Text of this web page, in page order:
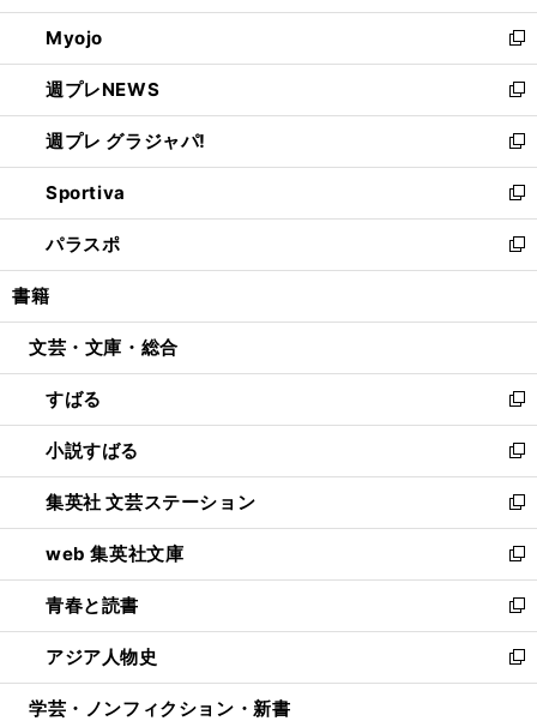
開
く
ウ
で
開
く
ン
ド
ウ
で
開
く
ウ
ィ
ン
ド
ウ
で
開
く
Myojo
新
し
い
ウ
ィ
ン
ド
ウ
で
開
週プレNEWS
新
し
い
ウ
ィ
ン
ド
ウ
開
週プレ グラジャパ!
新
し
い
ウ
ィ
ン
ウ
開
く
Sportiva
新
し
い
ウ
ン
ウ
で
開
く
パラスポ
新
し
ウ
ン
ド
ウ
で
開
く
書籍
文芸・文庫・総合
すばる
新
し
い
ウ
ィ
ン
ド
ウ
で
開
く
小説すばる
新
し
い
ウ
ィ
ン
ド
ウ
で
開
集英社 文芸ステーション
新
し
い
ウ
ィ
ン
ド
ウ
web 集英社文庫
新
し
い
ウ
ィ
ン
青春と読書
新
し
い
ウ
アジア人物史
新
し
学芸・ノンフィクション・新書